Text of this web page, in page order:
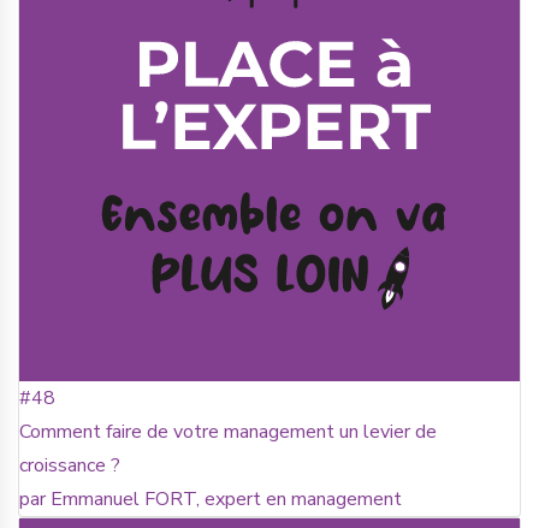
#48
Comment faire de votre management un levier de
croissance ?
par Emmanuel FORT, expert en management